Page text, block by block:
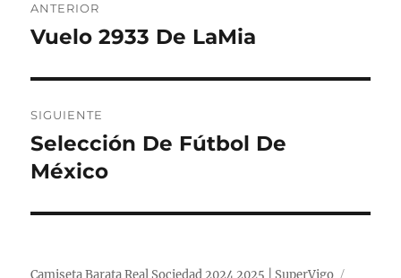
de
ANTERIOR
Entrada
Vuelo 2933 De LaMia
SIGUIENTE
Entrada
siguiente:
Selección De Fútbol De
México